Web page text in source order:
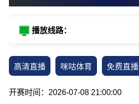
播放线路：
高清直播 咪咕体育 免费直播
开赛时间：2026-07-08 21:00:00